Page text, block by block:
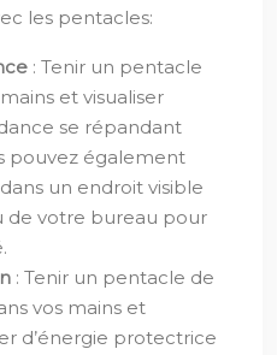
les pentacles:
: Tenir un pentacle
et visualiser
se répandant
pouvez également
un endroit visible
de votre bureau pour
: Tenir un pentacle de
vos mains et
d’énergie protectrice